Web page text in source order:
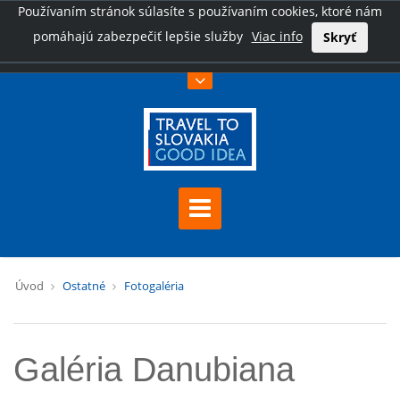
Používaním stránok súlasíte s používaním cookies, ktoré nám
pomáhajú zabezpečiť lepšie služby Viac info Skryť
Úvod Ostatné Fotogaléria
Galéria Danubiana